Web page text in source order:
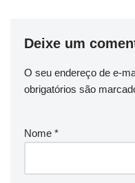
Deixe um
O seu endereço de e-
obrigatórios são
Nome *